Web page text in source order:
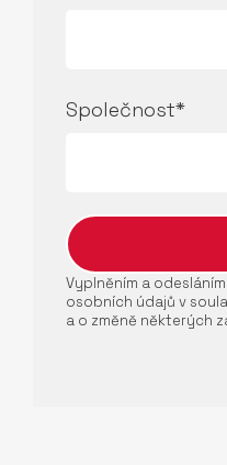
Společnost*
Vyplněním a
osobních údajů v
a o změně některých